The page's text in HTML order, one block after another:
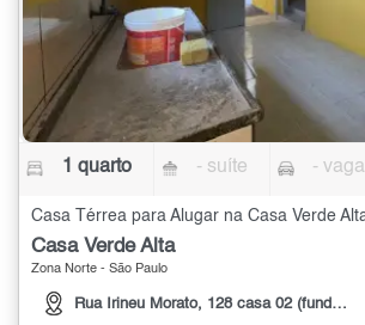
1 quarto - suíte - vaga
Casa Verde Alta
Zona Norte - São Paulo
Rua Irineu Morato, 128 casa 02 (fundos)